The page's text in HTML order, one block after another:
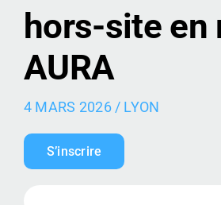
CONTACT
hors-site en
AURA
4 MARS 2026 / LYON
S’inscrire